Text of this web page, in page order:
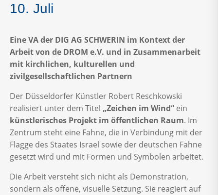
10. Juli
Eine VA der DIG AG SCHWERIN im Kontext der
Arbeit von de DROM e.V. und in Zusammenarbeit
mit kirchlichen, kulturellen und
zivilgesellschaftlichen Partnern
Der Düsseldorfer Künstler Robert Reschkowski
realisiert unter dem Titel „Zeichen im Wind“ ein
künstlerisches Projekt im öffentlichen Raum. Im
Zentrum steht eine Fahne, die in Verbindung mit der
Flagge des Staates Israel sowie der deutschen Fahne
gesetzt wird und mit Formen und Symbolen arbeitet.
Die Arbeit versteht sich nicht als Demonstration,
sondern als offene, visuelle Setzung. Sie reagiert auf